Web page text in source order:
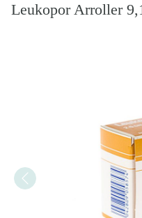
Leukopor Arroller